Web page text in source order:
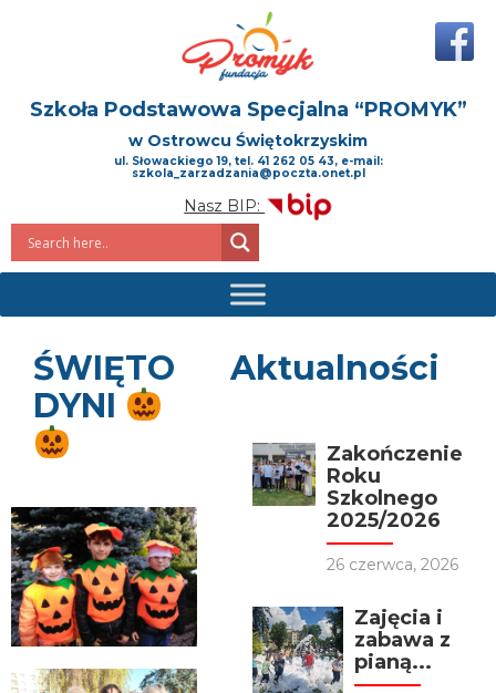
Szkoła Podstawowa Specjalna “PROMYK”
w Ostrowcu Świętokrzyskim
ul. Słowackiego 19, tel. 41 262 05 43, e-mail:
szkola_zarzadzania@poczta.onet.pl
Nasz BIP:
ŚWIĘTO
DYNI
Aktualności
Zakończenie
Roku
Szkolnego
2025/2026
26 czerwca, 2026
Zajęcia i
zabawa z
pianą...